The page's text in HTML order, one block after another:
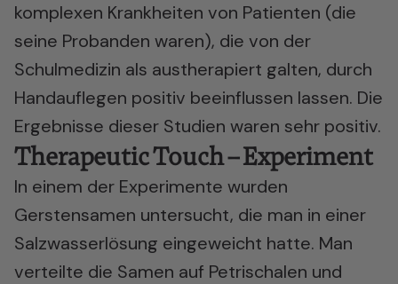
komplexen Krankheiten von Patienten (die
seine Probanden waren), die von der
Schulmedizin als austherapiert galten, durch
Handauflegen positiv beeinflussen lassen. Die
Ergebnisse dieser Studien waren sehr positiv.
Therapeutic Touch – Experiment
In einem der Experimente wurden
Gerstensamen untersucht, die man in einer
Salzwasserlösung eingeweicht hatte. Man
verteilte die Samen auf Petrischalen und